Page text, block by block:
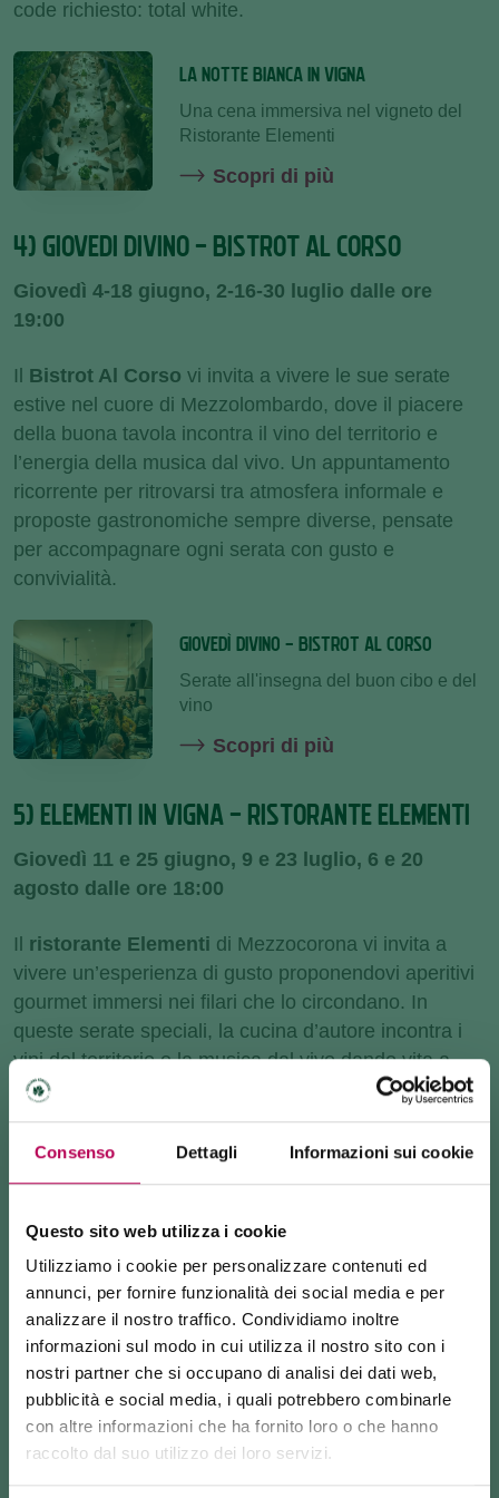
Consenso Dettagli Informazioni sui cookie
Questo sito web utilizza i cookie
Utilizziamo i cookie per personalizzare contenuti ed
annunci, per fornire funzionalità dei social media e per
analizzare il nostro traffico. Condividiamo inoltre
informazioni sul modo in cui utilizza il nostro sito con i
nostri partner che si occupano di analisi dei dati web,
pubblicità e social media, i quali potrebbero combinarle
con altre informazioni che ha fornito loro o che hanno
raccolto dal suo utilizzo dei loro servizi.
24 luglio 2026
FUNIVIA MONTE DI MEZZOCORONA CHIUSA PER LAVORI
code richiesto: total white.
LA NOTTE BIANCA IN VIGNA
Una cena immersiva nel vigneto del
Ristorante Elementi
Scopri di più
4) GIOVEDI DIVINO - BISTROT AL CORSO
Giovedì 4-18 giugno, 2-16-30 luglio dalle ore
19:00
Il Bistrot Al Corso vi invita a vivere le sue serate
estive nel cuore di Mezzolombardo, dove il piacere
della buona tavola incontra il vino del territorio e
l’energia della musica dal vivo. Un appuntamento
ricorrente per ritrovarsi tra atmosfera informale e
proposte gastronomiche sempre diverse, pensate
per accompagnare ogni serata con gusto e
convivialità.
GIOVEDÌ DIVINO - BISTROT AL CORSO
Serate all'insegna del buon cibo e del
vino
Scopri di più
5) ELEMENTI IN VIGNA - RISTORANTE ELEMENTI
Giovedì 11 e 25 giugno, 9 e 23 luglio, 6 e 20
agosto dalle ore 18:00
Il ristorante Elementi di Mezzocorona vi invita a
vivere un’esperienza di gusto proponendovi aperitivi
gourmet immersi nei filari che lo circondano. In
queste serate speciali, la cucina d’autore incontra i
vini del territorio e la musica dal vivo dando vita a
un’atmosfera suggestiva.
ELEMENTI IN VIGNA
Aperitivi gourmet immersi nei filari con
Scopri di più
6) WINE NIGHTS - CANTINA ROTALIANA
venerdì 19-26 giugno / 3-10-17-24-31 luglio dalle
ore 18:00 alle 23:00
Ogni Wine Night è pensata per offrirvi un’esperienza
di degustazione che valorizza la ricchezza dei vini